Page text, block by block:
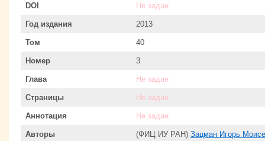
DOI Не задан
Год издания 2013
Том 40
Номер 3
Глава Не задан
Страницы Не задан
Аннотация Не задан
Авторы (ФИЦ ИУ РАН) Зацман Игорь